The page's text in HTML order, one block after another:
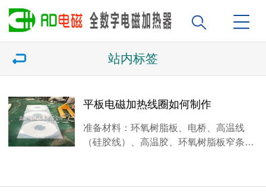
站内标签
平板电磁加热线圈如何制作
准备材料：环氧树脂板、电桥、高温线
（硅胶线）、高温胶、环氧树脂板窄条…